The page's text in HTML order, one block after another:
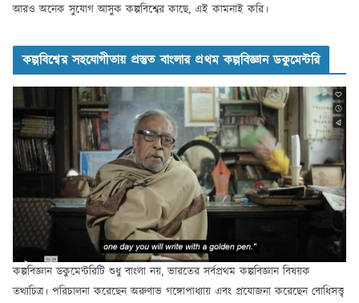
আরও অনেক সুযোগ আসুক কল্পবিশ্বের কাছে, এই কামনাই করি।
কল্পবিশ্বের সহযোগীতায় প্রস্তুত বাংলার প্রথম কল্পবিজ্ঞান ডকুমেন্টরি
কল্পবিজ্ঞান ডকুমেন্টরিটি শুধু বাংলা নয়, ভারতের সর্বপ্রথম কল্পবিজ্ঞান বিষয়ক
তথ্যচিত্র। পরিচালনা করেছেন অরুণাভ গঙ্গোপাধ্যায় এবং প্রযোজনা করেছেন বোধিসত্ত্ব